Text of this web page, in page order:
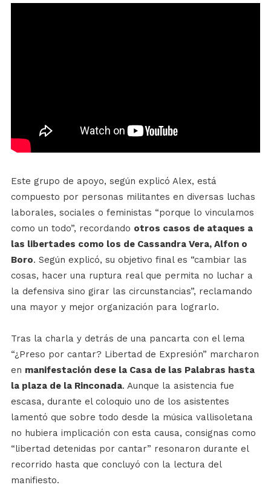
Este grupo de apoyo, según explicó Alex, está
compuesto por personas militantes en diversas luchas
laborales, sociales o feministas “porque lo vinculamos
como un todo”, recordando otros casos de ataques a
las libertades como los de Cassandra Vera, Alfon o
Boro. Según explicó, su objetivo final es “cambiar las
cosas, hacer una ruptura real que permita no luchar a
la defensiva sino girar las circunstancias”, reclamando
una mayor y mejor organización para lograrlo.
Tras la charla y detrás de una pancarta con el lema
“¿Preso por cantar? Libertad de Expresión” marcharon
en manifestación dese la Casa de las Palabras hasta
la plaza de la Rinconada. Aunque la asistencia fue
escasa, durante el coloquio uno de los asistentes
lamentó que sobre todo desde la música vallisoletana
no hubiera implicación con esta causa, consignas como
“libertad detenidas por cantar” resonaron durante el
recorrido hasta que concluyó con la lectura del
manifiesto.